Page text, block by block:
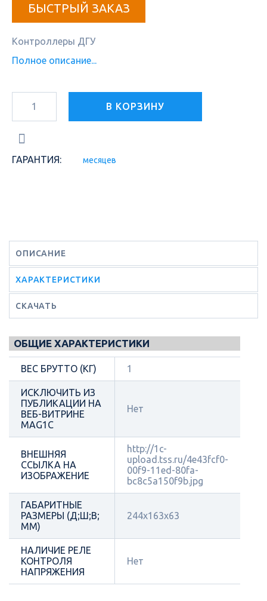
БЫСТРЫЙ ЗАКАЗ
Контроллеры ДГУ
Полное описание...
В КОРЗИНУ
ГАРАНТИЯ: месяцев
ОПИСАНИЕ
ХАРАКТЕРИСТИКИ
СКАЧАТЬ
ОБЩИЕ ХАРАКТЕРИСТИКИ
ВЕС БРУТТО (КГ) 1
ИСКЛЮЧИТЬ ИЗ
ПУБЛИКАЦИИ НА
ВЕБ-ВИТРИНЕ
MAG1C
Нет
ВНЕШНЯЯ
ССЫЛКА НА
ИЗОБРАЖЕНИЕ
http://1c-
upload.tss.ru/4e43fcf0-
00f9-11ed-80fa-
bc8c5a150f9b.jpg
ГАБАРИТНЫЕ
РАЗМЕРЫ (Д;Ш;В;
ММ)
244х163х63
НАЛИЧИЕ РЕЛЕ
КОНТРОЛЯ
НАПРЯЖЕНИЯ
Нет